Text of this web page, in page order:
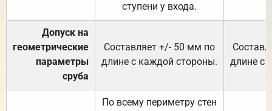
ступени у входа.
Допуск на
геометрические
параметры
сруба
Составляет +/- 50 мм по
длине с каждой стороны.
длине с
По всему периметру стен